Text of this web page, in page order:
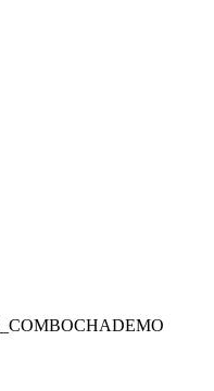
CHADEMO